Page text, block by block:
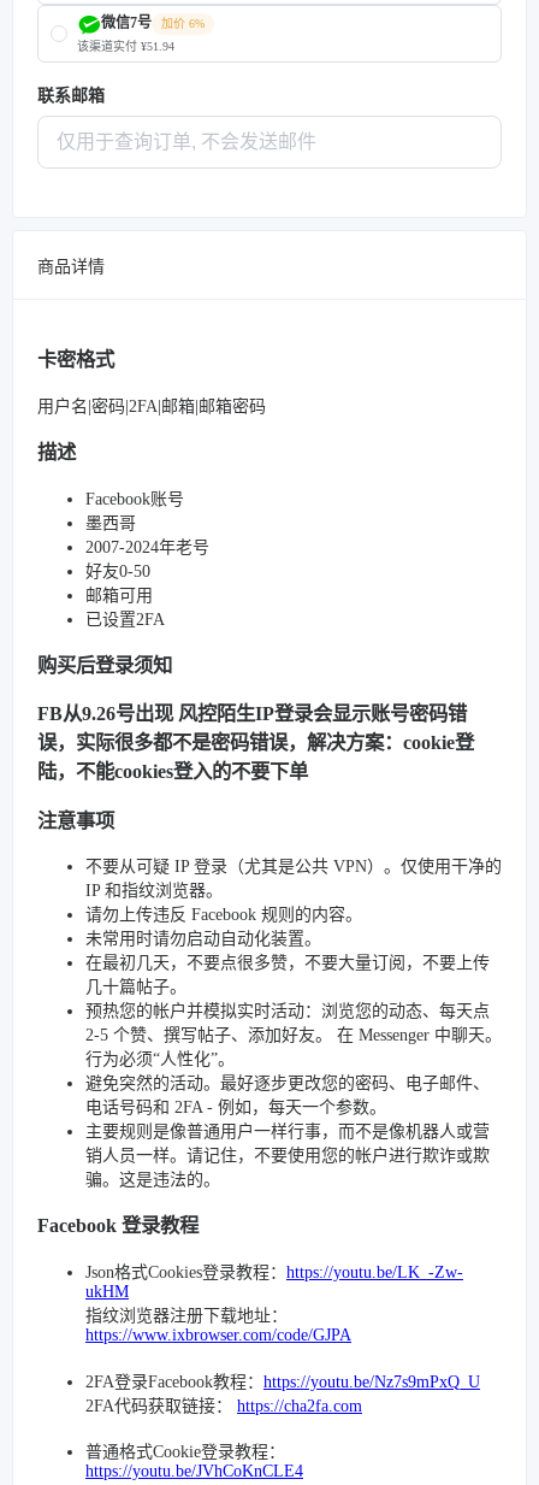
微信7号
加价 6%
该渠道实付 ¥51.94
联系邮箱
商品详情
卡密格式
用户名|密码|2FA|邮箱|邮箱密码
描述
Facebook账号
墨西哥
2007-2024年老号
好友0-50
邮箱可用
已设置2FA
购买后登录须知
FB从9.26号出现 风控陌生IP登录会显示账号密码错
误，实际很多都不是密码错误，解决方案：cookie登
陆，不能cookies登入的不要下单
注意事项
不要从可疑 IP 登录（尤其是公共 VPN）。仅使用干净的
IP 和指纹浏览器。
请勿上传违反 Facebook 规则的内容。
未常用时请勿启动自动化装置。
在最初几天，不要点很多赞，不要大量订阅，不要上传
几十篇帖子。
预热您的帐户并模拟实时活动：浏览您的动态、每天点
2-5 个赞、撰写帖子、添加好友。 在 Messenger 中聊天。
行为必须“人性化”。
避免突然的活动。最好逐步更改您的密码、电子邮件、
电话号码和 2FA - 例如，每天一个参数。
主要规则是像普通用户一样行事，而不是像机器人或营
销人员一样。请记住，不要使用您的帐户进行欺诈或欺
骗。这是违法的。
Facebook 登录教程
Json格式Cookies登录教程： https://youtu.be/LK_-Zw-
ukHM
指纹浏览器注册下载地址：
https://www.ixbrowser.com/code/GJPA
2FA登录Facebook教程： https://youtu.be/Nz7s9mPxQ_U
2FA代码获取链接： https://cha2fa.com
普通格式Cookie登录教程：
https://youtu.be/JVhCoKnCLE4